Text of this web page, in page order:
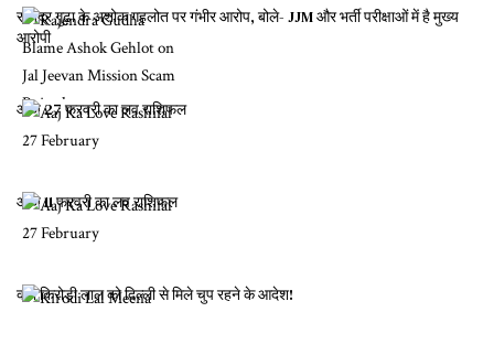
राजेंद्र गुढ़ा के अशोक गहलोत पर गंभीर आरोप, बोले- JJM और भर्ती परीक्षाओं में है मुख्य
आरोपी
आज 27 फरवरी का लव राशिफल
आज 11 फरवरी का लव राशिफल
क्या किरोड़ी लाल को दिल्ली से मिले चुप रहने के आदेश!